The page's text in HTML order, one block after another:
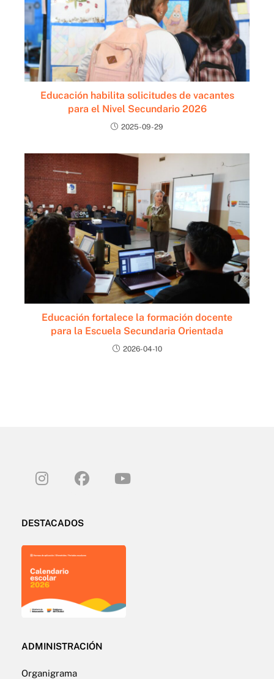
Educación habilita solicitudes de vacantes
para el Nivel Secundario 2026
2025-09-29
Educación fortalece la formación docente
para la Escuela Secundaria Orientada
2026-04-10
DESTACADOS
ADMINISTRACIÓN
Organigrama